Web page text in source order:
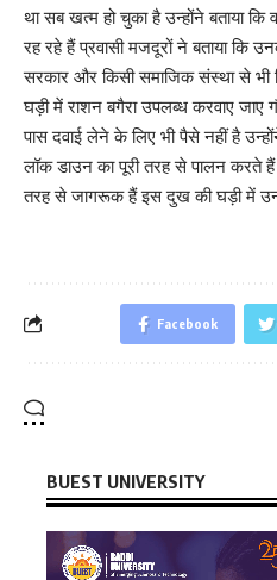
था सब खत्म हो चुका है उन्होंने बताया
रह रहे हैं प्रवासी मजदूरों ने बताया कि
सरकार और किसी समाजिक संस्था से भी
घड़ी में राशन बगैरा उपलब्ध करवाए जाए
पास दवाई लेने के लिए भी पैसे नहीं है
लॉक डाउन का पूरी तरह से पालन करते हैं
तरह से जागरूक हैं इस दुख की घड़ी में
Facebook
BUEST UNIVERSITY